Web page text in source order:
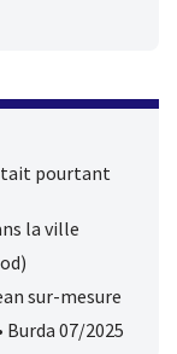
pourtant
la ville
sur-mesure
Burda 07/2025